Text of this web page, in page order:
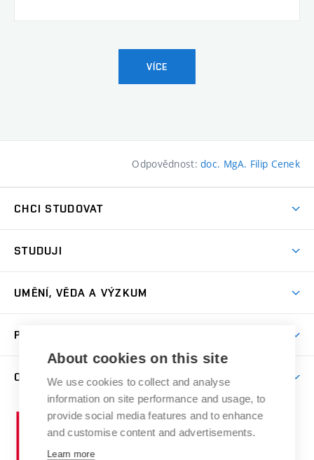
VÍCE
Odpovědnost:doc. MgA. Filip Cenek
CHCI STUDOVAT
Přijímačky
Dny otevřených dveří
Přípravné kurzy
Studium bez bariér
Katedra teorií a dějin umění
Kabinety a dílny
Kontakt
STUDUJI
Časový plán studia
Studijní předpisy a formuláře
Studium a stáže v zahraničí
Rezidenční pobyty
Odborná praxe
Stipendia
UMĚNÍ, VĚDA A VÝZKUM
Publikační činnost
Projekty
Výstavy
PRO VEŘEJNOST
Letní školy a semestrální kurzy
Nakladatelská a vydavatelská činnost
Research Catalogue
O FAKULTĚ
Aktuality
Informační tabule
Organizační struktura
Vysoké
učení
About cookies on this site
We use cookies to collect and analyse
information on site performance and usage, to
provide social media features and to enhance
and customise content and advertisements.
Learn more